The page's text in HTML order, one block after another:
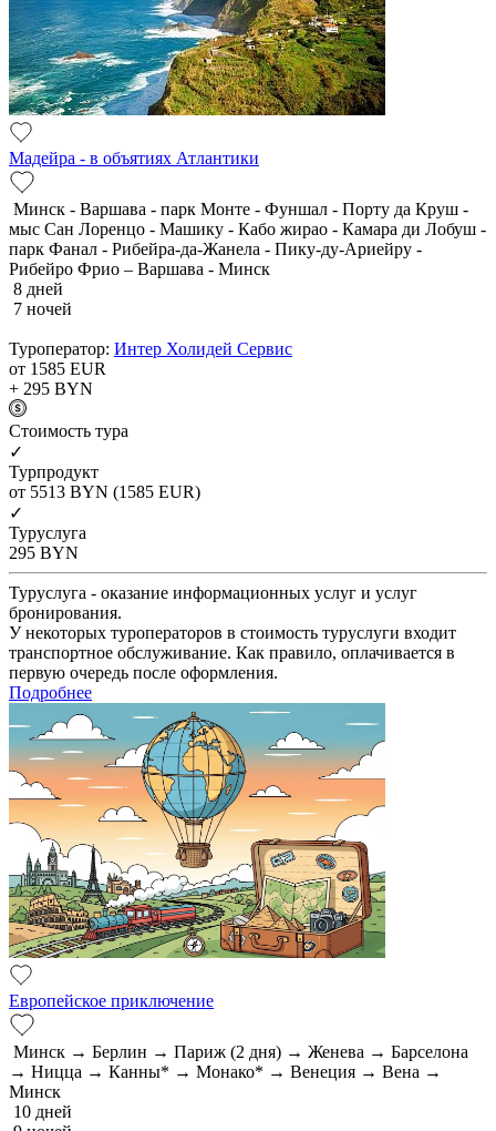
Мадейра - в объятиях Атлантики
Минск - Варшава - парк Монте - Фуншал - Порту да Круш -
мыс Сан Лоренцо - Машику - Кабо жирао - Камара ди Лобуш -
парк Фанал - Рибейра-да-Жанела - Пику-ду-Ариейру -
Рибейро Фрио – Варшава - Минск
8 дней
7 ночей
Туроператор: Интер Холидей Сервис
от 1585 EUR
+ 295 BYN
Cтоимость тура
✓
Турпродукт
от 5513 BYN (1585 EUR)
✓
Туруслуга
295 BYN
Туруслуга - оказание информационных услуг и услуг
бронирования.
У некоторых туроператоров в стоимость туруслуги входит
транспортное обслуживание. Как правило, оплачивается в
первую очередь после оформления.
Подробнее
Европейское приключение
Минск → Берлин → Париж (2 дня) → Женева → Барселона
→ Ницца → Канны* → Монако* → Венеция → Вена →
Минск
10 дней